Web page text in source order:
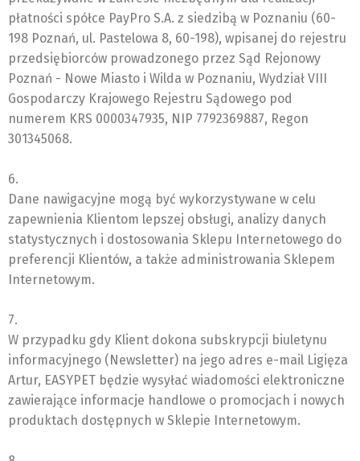
płatności spółce PayPro S.A. z siedzibą w Poznaniu (60-
198 Poznań, ul. Pastelowa 8, 60-198), wpisanej do rejestru
przedsiębiorców prowadzonego przez Sąd Rejonowy
Poznań - Nowe Miasto i Wilda w Poznaniu, Wydział VIII
Gospodarczy Krajowego Rejestru Sądowego pod
numerem KRS 0000347935, NIP 7792369887, Regon
301345068.
6.
Dane nawigacyjne mogą być wykorzystywane w celu
zapewnienia Klientom lepszej obsługi, analizy danych
statystycznych i dostosowania Sklepu Internetowego do
preferencji Klientów, a także administrowania Sklepem
Internetowym.
7.
W przypadku gdy Klient dokona subskrypcji biuletynu
informacyjnego (Newsletter) na jego adres e-mail Ligięza
Artur, EASYPET będzie wysyłać wiadomości elektroniczne
zawierające informacje handlowe o promocjach i nowych
produktach dostępnych w Sklepie Internetowym.